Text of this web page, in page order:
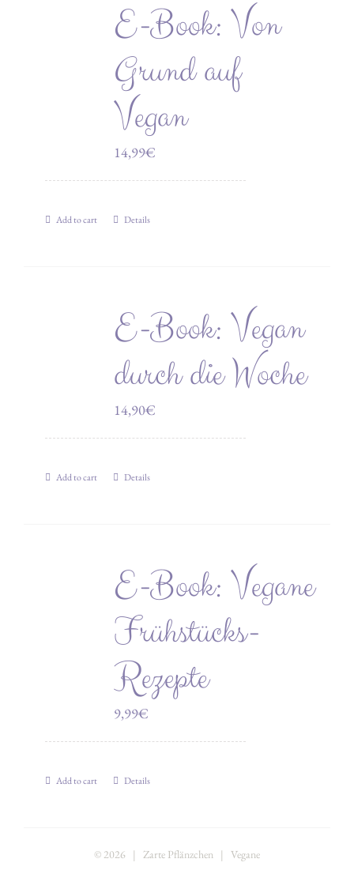
E-Book: Von
Grund auf
Vegan
14,99€
Add to cart Details
E-Book: Vegan
durch die Woche
14,90€
Add to cart Details
E-Book: Vegane
Frühstücks-
Rezepte
9,99€
Add to cart Details
© 2026 | Zarte Pflänzchen | Vegane